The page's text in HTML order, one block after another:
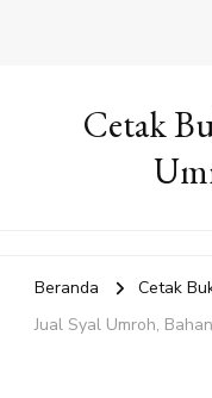
Cetak
Beranda
Cetak
Jual Syal Umroh,